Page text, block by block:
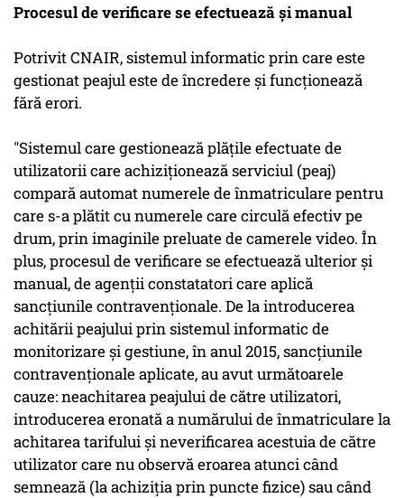
Procesul de verificare se efectuează și manual
Potrivit CNAIR, sistemul informatic prin care este
gestionat peajul este de încredere şi funcţionează
fără erori.
"Sistemul care gestionează plăţile efectuate de
utilizatorii care achiziţionează serviciul (peaj)
compară automat numerele de înmatriculare pentru
care s-a plătit cu numerele care circulă efectiv pe
drum, prin imaginile preluate de camerele video. În
plus, procesul de verificare se efectuează ulterior şi
manual, de agenţii constatatori care aplică
sancţiunile contravenţionale. De la introducerea
achitării peajului prin sistemul informatic de
monitorizare şi gestiune, în anul 2015, sancţiunile
contravenţionale aplicate, au avut următoarele
cauze: neachitarea peajului de către utilizatori,
introducerea eronată a numărului de înmatriculare la
achitarea tarifului şi neverificarea acestuia de către
utilizator care nu observă eroarea atunci când
semnează (la achiziţia prin puncte fizice) sau când